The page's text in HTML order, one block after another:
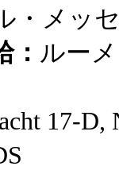
・メッ
： ルー
17-